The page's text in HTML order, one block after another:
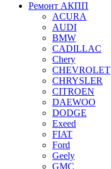
Ремонт АКПП
ACURA
AUDI
BMW
CADILLAC
Chery
CHEVROLET
CHRYSLER
CITROEN
DAEWOO
DODGE
Exeed
FIAT
Ford
Geely
GMC